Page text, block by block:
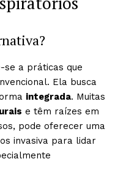
se a práticas que
Ela busca
integrada. Muitas
e têm raízes em
pode oferecer uma
invasiva para lidar